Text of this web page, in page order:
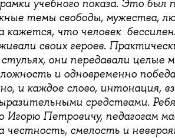
учебного показа. Это был
темы свободы, мужества,
кажется, что человек
своих героев.
они передавали целые
и одновременно
и каждое слово, интонация,
средствами.
Игорю Петровичу, педагогам
честность, смелость и